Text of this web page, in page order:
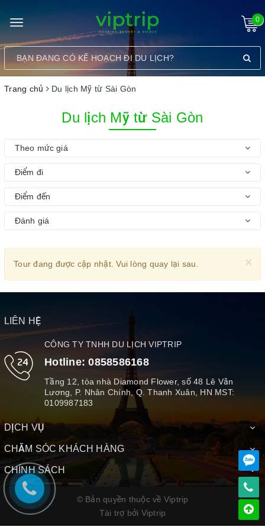
Toggle
navigation
0
Trang chủ Du lịch Mỹ từ Sài Gòn
Du lịch Mỹ từ Sài Gòn
Theo mức giá
Điểm đi
Điểm đến
Đánh giá
×
Tour đang được cập nhật. Vui lòng quay lại sau.
LIÊN HỆ
CÔNG TY TNHH DU LỊCH VIPTRIP
Hotline:0858586168
Tầng 12, tòa nhà Diamond Flower, số 48 Lê Văn
Lương, P. Nhân Chính, Q. Thanh Xuân, HN MST:
0109987183
DỊCH VỤ
CHĂM SÓC KHÁCH HÀNG
CHÍNH SÁCH
© Bản quyền thuộc về Viptrip
Tài trợ bởi Viptrip